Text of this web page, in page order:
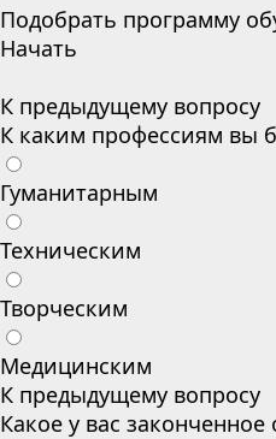
Подобрать программу
Начать
К предыдущему вопросу
К каким профессиям вы
Гуманитарным
Техническим
Творческим
Медицинским
К предыдущему вопросу
Какое у вас законченное